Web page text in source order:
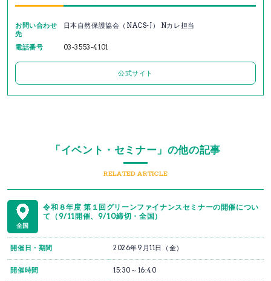
お問い合わせ
先
日本自然保護協会（NACS-J） Nカレ担当
電話番号 03-3553-4101
公式サイト
「イベント・セミナー」の他の記事
RELATED ARTICLE
全国
令和８年度 第１回グリーンファイナンスセミナーの開催につい
て（9/11開催、9/10締切・全国）
開催日・期間 2026年9月11日（金）
開催時間 15:30～16:40